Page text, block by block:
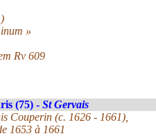
»
Rv 609
(75) - St Gervais
Couperin (c. 1626 - 1661),
1653 à 1661